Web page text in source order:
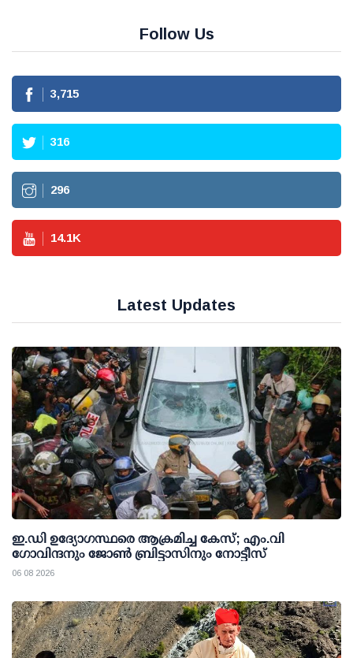
Follow Us
3,715
316
296
14.1K
Latest Updates
ഇ.ഡി ഉദ്യോഗസ്ഥരെ ആക്രമിച്ച കേസ്; എം.വി
ഗോവിന്ദനും ജോണ്‍ ബ്രിട്ടാസിനും നോട്ടീസ്
06 08 2026